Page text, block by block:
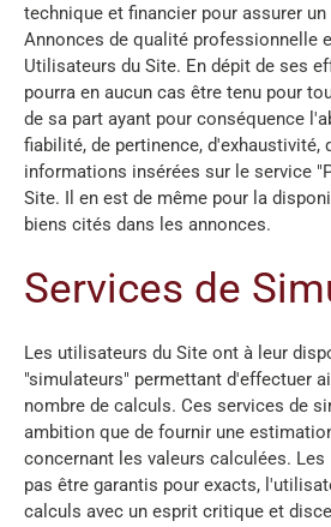
technique et financier pour assurer
Annonces de qualité professionnelle
Utilisateurs du Site. En dépit de ses
pourra en aucun cas être tenu pour
de sa part ayant pour conséquence
fiabilité, de pertinence, d'exhaustivité,
informations insérées sur le service
Site. Il en est de même pour la
biens cités dans les annonces.
Services de
Les utilisateurs du Site ont à leur
"simulateurs" permettant d'effectuer
nombre de calculs. Ces services de
ambition que de fournir une
concernant les valeurs calculées.
pas être garantis pour exacts,
calculs avec un esprit critique et